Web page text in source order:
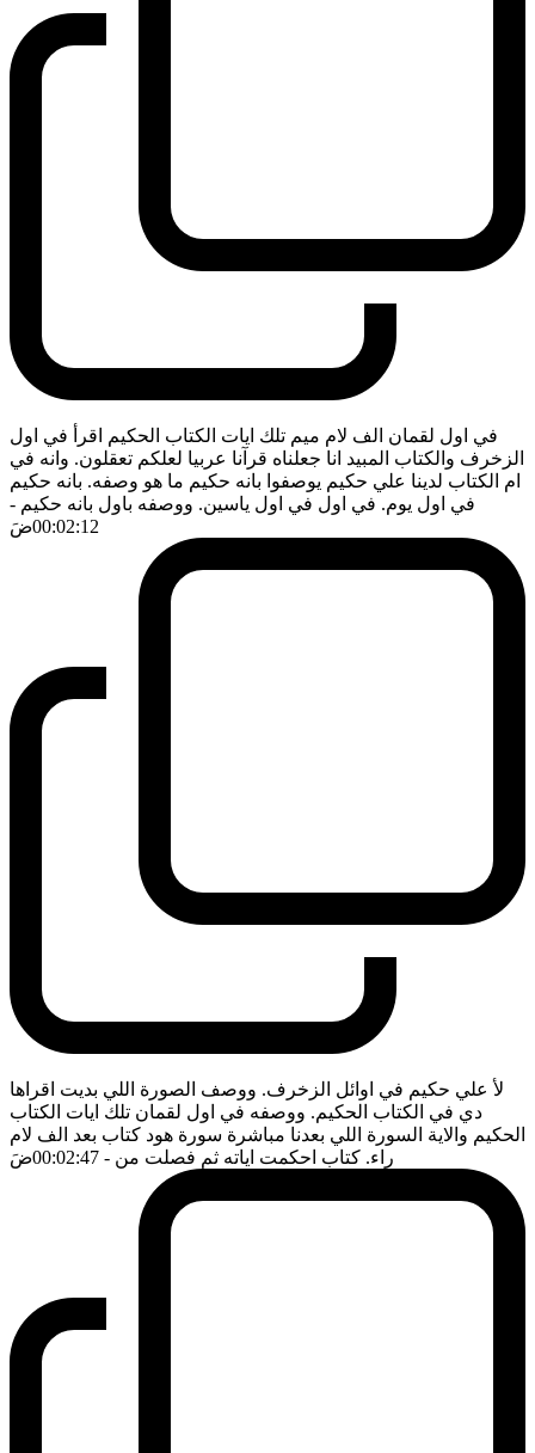
في اول لقمان الف لام ميم تلك ايات الكتاب الحكيم اقرأ في اول
الزخرف والكتاب المبيد انا جعلناه قرآنا عربيا لعلكم تعقلون. وانه في
ام الكتاب لدينا علي حكيم يوصفوا بانه حكيم ما هو وصفه. بانه حكيم
في اول يوم. في اول في اول ياسين. ووصفه باول بانه حكيم -
00:02:12ضَ
لأ علي حكيم في اوائل الزخرف. ووصف الصورة اللي بديت اقراها
دي في الكتاب الحكيم. ووصفه في اول لقمان تلك ايات الكتاب
الحكيم والاية السورة اللي بعدنا مباشرة سورة هود كتاب بعد الف لام
راء. كتاب احكمت اياته ثم فصلت من - 00:02:47 ضَ